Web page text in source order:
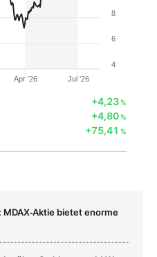
Apr '26 Jul '26
4
6
8
+4,23%
+4,80%
+75,41 %
bietet enorme